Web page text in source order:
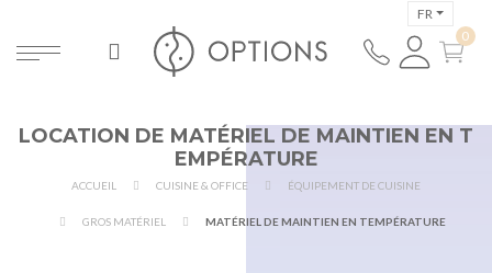
FR
LOCATION DE MATÉRIEL DE MAINTIEN EN T
EMPÉRATURE
ACCUEIL CUISINE & OFFICE ÉQUIPEMENT DE CUISINE
GROS MATÉRIEL MATÉRIEL DE MAINTIEN EN TEMPÉRATURE